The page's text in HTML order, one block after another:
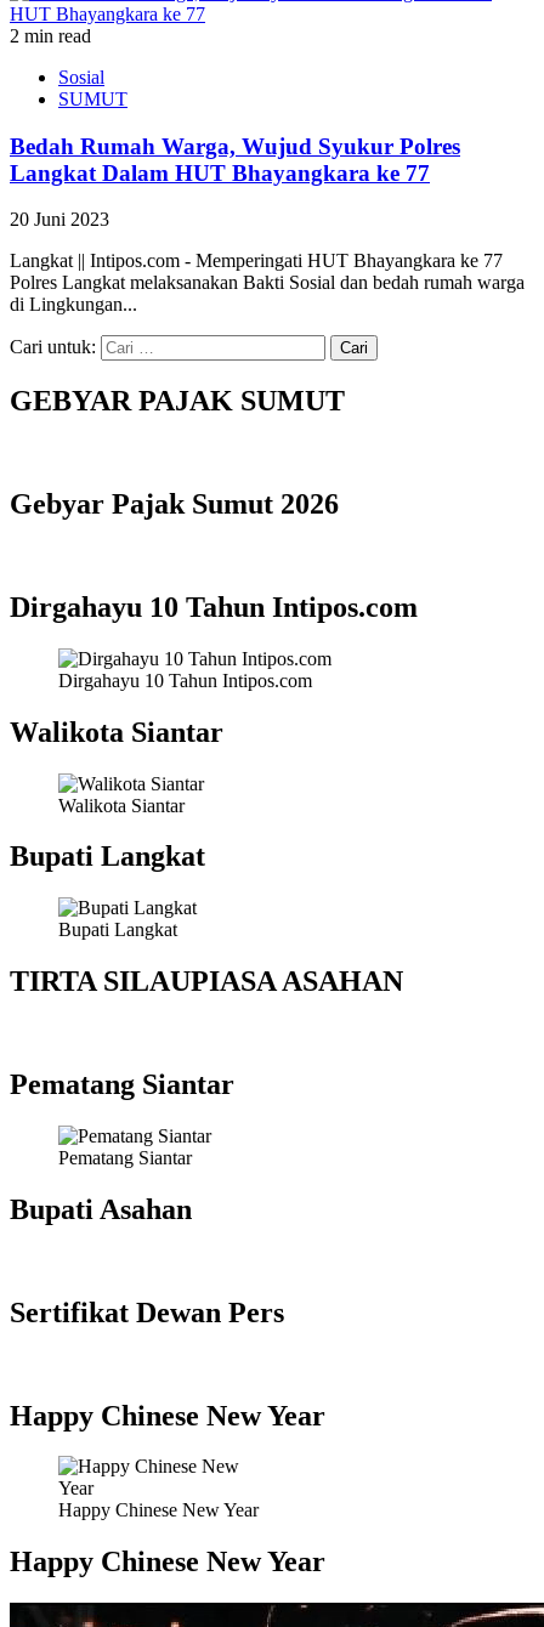
2 min read
Sosial
SUMUT
Bedah Rumah Warga, Wujud Syukur Polres
Langkat Dalam HUT Bhayangkara ke 77
20 Juni 2023
Langkat || Intipos.com - Memperingati HUT Bhayangkara ke 77
Polres Langkat melaksanakan Bakti Sosial dan bedah rumah warga
di Lingkungan...
Cari untuk:
GEBYAR PAJAK SUMUT
Gebyar Pajak Sumut 2026
Dirgahayu 10 Tahun Intipos.com
Dirgahayu 10 Tahun Intipos.com
Walikota Siantar
Walikota Siantar
Bupati Langkat
Bupati Langkat
TIRTA SILAUPIASA ASAHAN
Pematang Siantar
Pematang Siantar
Bupati Asahan
Sertifikat Dewan Pers
Happy Chinese New Year
Happy Chinese New Year
Happy Chinese New Year